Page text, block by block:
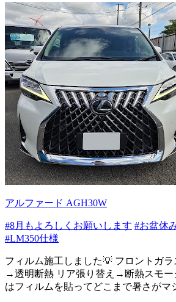
アルファード AGH30W
#8月もよろしくお願いします #お盆休
#LM350仕様
フィルム施工しました💡 フロントガ
→透明断熱 リア張り替え→断熱スモー
はフィルムを貼ってどこまで暑さがマ